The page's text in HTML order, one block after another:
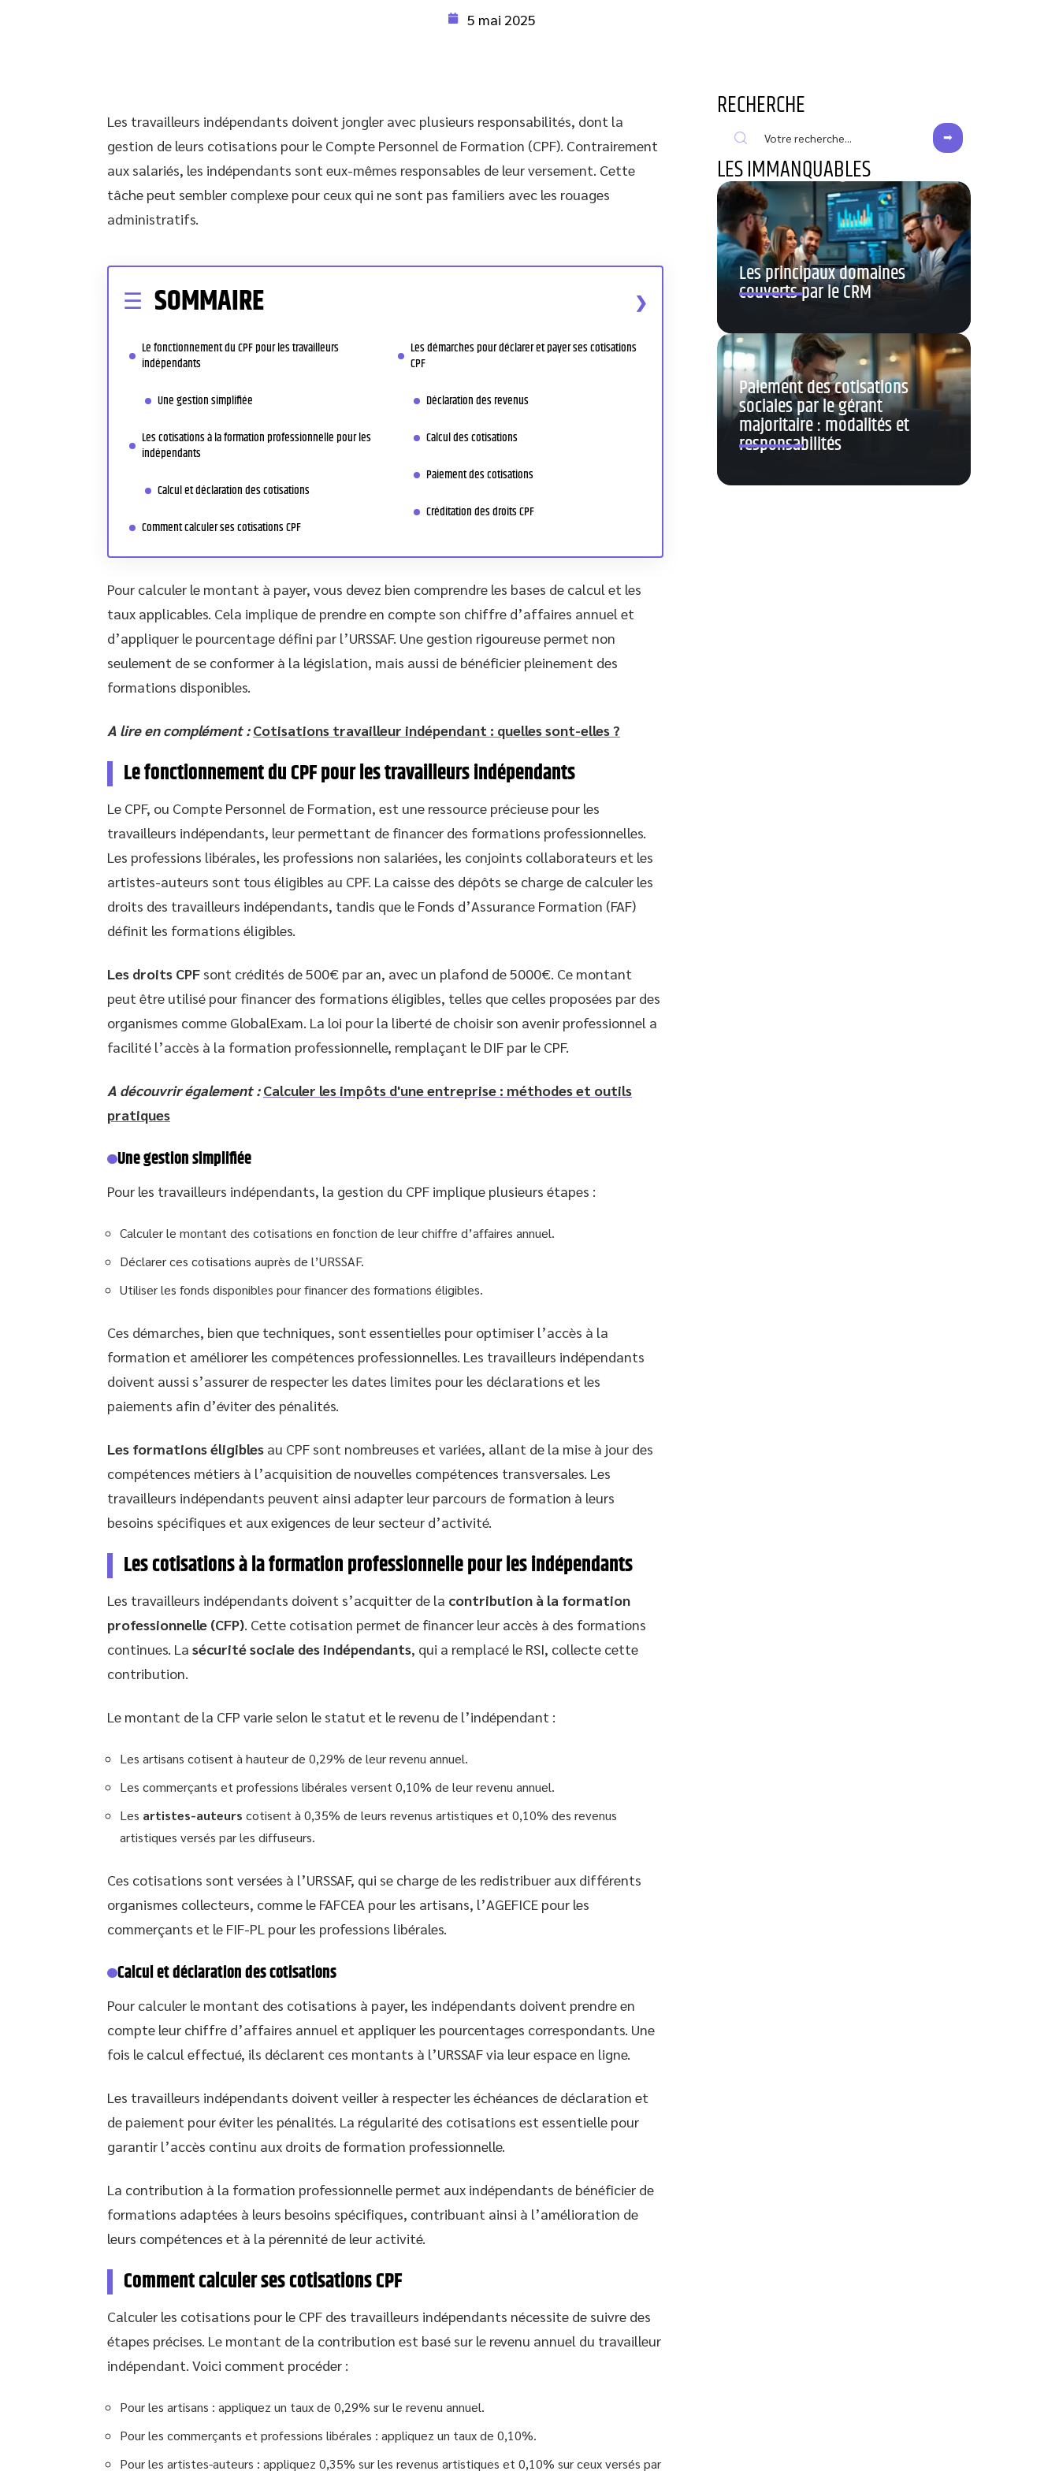
5 mai 2025
Les travailleurs indépendants doivent jongler avec plusieurs responsabilités, dont la
gestion de leurs cotisations pour le Compte Personnel de Formation (CPF). Contrairement
aux salariés, les indépendants sont eux-mêmes responsables de leur versement. Cette
tâche peut sembler complexe pour ceux qui ne sont pas familiers avec les rouages
administratifs.
SOMMAIRE
Le fonctionnement du CPF pour les travailleurs
indépendants
Une gestion simplifiée
Les cotisations à la formation professionnelle pour les
indépendants
Calcul et déclaration des cotisations
Comment calculer ses cotisations CPF
Les démarches pour déclarer et payer ses cotisations
CPF
Déclaration des revenus
Calcul des cotisations
Paiement des cotisations
Créditation des droits CPF
Pour calculer le montant à payer, vous devez bien comprendre les bases de calcul et les
taux applicables. Cela implique de prendre en compte son chiffre d’affaires annuel et
d’appliquer le pourcentage défini par l’URSSAF. Une gestion rigoureuse permet non
seulement de se conformer à la législation, mais aussi de bénéficier pleinement des
formations disponibles.
A lire en complément : Cotisations travailleur indépendant : quelles sont-elles ?
Le fonctionnement du CPF pour les travailleurs indépendants
Le CPF, ou Compte Personnel de Formation, est une ressource précieuse pour les
travailleurs indépendants, leur permettant de financer des formations professionnelles.
Les professions libérales, les professions non salariées, les conjoints collaborateurs et les
artistes-auteurs sont tous éligibles au CPF. La caisse des dépôts se charge de calculer les
droits des travailleurs indépendants, tandis que le Fonds d’Assurance Formation (FAF)
définit les formations éligibles.
Les droits CPF sont crédités de 500€ par an, avec un plafond de 5000€. Ce montant
peut être utilisé pour financer des formations éligibles, telles que celles proposées par des
organismes comme GlobalExam. La loi pour la liberté de choisir son avenir professionnel a
facilité l’accès à la formation professionnelle, remplaçant le DIF par le CPF.
A découvrir également : Calculer les impôts d'une entreprise : méthodes et outils
pratiques
Une gestion simplifiée
Pour les travailleurs indépendants, la gestion du CPF implique plusieurs étapes :
Calculer le montant des cotisations en fonction de leur chiffre d’affaires annuel.
Déclarer ces cotisations auprès de l’URSSAF.
Utiliser les fonds disponibles pour financer des formations éligibles.
Ces démarches, bien que techniques, sont essentielles pour optimiser l’accès à la
formation et améliorer les compétences professionnelles. Les travailleurs indépendants
doivent aussi s’assurer de respecter les dates limites pour les déclarations et les
paiements afin d’éviter des pénalités.
Les formations éligibles au CPF sont nombreuses et variées, allant de la mise à jour des
compétences métiers à l’acquisition de nouvelles compétences transversales. Les
travailleurs indépendants peuvent ainsi adapter leur parcours de formation à leurs
besoins spécifiques et aux exigences de leur secteur d’activité.
Les cotisations à la formation professionnelle pour les indépendants
Les travailleurs indépendants doivent s’acquitter de la contribution à la formation
professionnelle (CFP). Cette cotisation permet de financer leur accès à des formations
continues. La sécurité sociale des indépendants, qui a remplacé le RSI, collecte cette
contribution.
Le montant de la CFP varie selon le statut et le revenu de l’indépendant :
Les artisans cotisent à hauteur de 0,29% de leur revenu annuel.
Les commerçants et professions libérales versent 0,10% de leur revenu annuel.
Les artistes-auteurs cotisent à 0,35% de leurs revenus artistiques et 0,10% des revenus
artistiques versés par les diffuseurs.
Ces cotisations sont versées à l’URSSAF, qui se charge de les redistribuer aux différents
organismes collecteurs, comme le FAFCEA pour les artisans, l’AGEFICE pour les
commerçants et le FIF-PL pour les professions libérales.
Calcul et déclaration des cotisations
Pour calculer le montant des cotisations à payer, les indépendants doivent prendre en
compte leur chiffre d’affaires annuel et appliquer les pourcentages correspondants. Une
fois le calcul effectué, ils déclarent ces montants à l’URSSAF via leur espace en ligne.
Les travailleurs indépendants doivent veiller à respecter les échéances de déclaration et
de paiement pour éviter les pénalités. La régularité des cotisations est essentielle pour
garantir l’accès continu aux droits de formation professionnelle.
La contribution à la formation professionnelle permet aux indépendants de bénéficier de
formations adaptées à leurs besoins spécifiques, contribuant ainsi à l’amélioration de
leurs compétences et à la pérennité de leur activité.
Comment calculer ses cotisations CPF
Calculer les cotisations pour le CPF des travailleurs indépendants nécessite de suivre des
étapes précises. Le montant de la contribution est basé sur le revenu annuel du travailleur
indépendant. Voici comment procéder :
Pour les artisans : appliquez un taux de 0,29% sur le revenu annuel.
Pour les commerçants et professions libérales : appliquez un taux de 0,10%.
Pour les artistes-auteurs : appliquez 0,35% sur les revenus artistiques et 0,10% sur ceux versés par
RECHERCHE
LES IMMANQUABLES
Les principaux domaines
couverts par le CRM
Paiement des cotisations
sociales par le gérant
majoritaire : modalités et
responsabilités